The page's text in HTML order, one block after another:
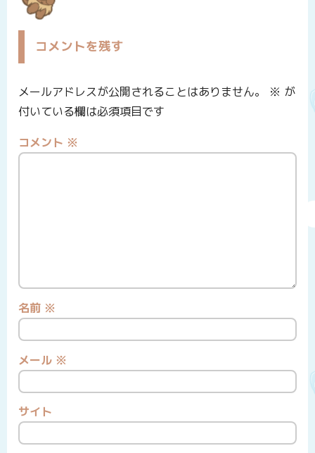
コメントを残す
メールアドレスが公開されることはありません。 ※ が
付いている欄は必須項目です
コメント ※
名前 ※
メール ※
サイト